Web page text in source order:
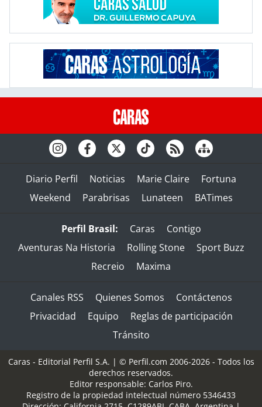
Diario Perfil Noticias Marie Claire
Fortuna
Weekend
Parabrisas Lunateen BATimes
Perfil Brasil: Caras
Contigo
Aventuras Na Historia
Rolling Stone
Sport Buzz
Recreio
Maxima
Canales RSS Quienes Somos
Contáctenos
Privacidad
Equipo
Reglas de participación
Tránsito
Caras - Editorial Perfil S.A. | © Perfil.com 2006-2026 - Todos los
derechos reservados.
Editor responsable: Carlos Piro.
Registro de la propiedad intelectual número 5346433